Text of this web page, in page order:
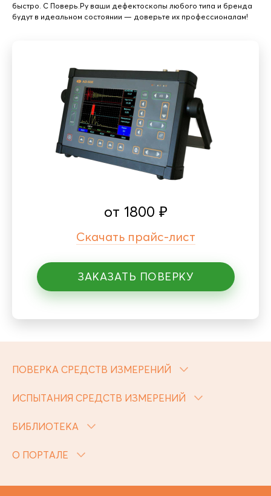
быстро. С Поверь.Ру ваши дефектоскопы любого типа и бренда
будут в идеальном состоянии — доверьте их профессионалам!
от 1800 ₽
Скачать прайс-лист
ЗАКАЗАТЬ ПОВЕРКУ
ПОВЕРКА СРЕДСТВ ИЗМЕРЕНИЙ
ИСПЫТАНИЯ СРЕДСТВ ИЗМЕРЕНИЙ
БИБЛИОТЕКА
О ПОРТАЛЕ